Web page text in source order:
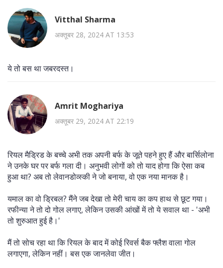
Vitthal Sharma
अक्तूबर 28, 2024 AT 13:53
ये तो बस था जबरदस्त।
Amrit Moghariya
अक्तूबर 29, 2024 AT 22:19
रियल मैड्रिड के बच्चे अभी तक अपनी बर्फ के जूते पहने हुए हैं और बार्सिलोना
ने उनके घर पर बर्फ गला दी। अनुभवी लोगों को तो याद होगा कि ऐसा कब
हुआ था? अब तो लेवानडोव्स्की ने जो बनाया, वो एक नया मानक है।
यमाल का वो ड्रिबल? मैंने जब देखा तो मेरी चाय का कप हाथ से छूट गया।
रफीन्या ने तो दो गोल लगाए, लेकिन उसकी आंखों में तो ये सवाल था - 'अभी
तो शुरुआत हुई है।'
मैं तो सोच रहा था कि रियल के बाद में कोई रिवर्स बैक फ्लैश वाला गोल
लगाएगा, लेकिन नहीं। बस एक जानलेवा जीत।